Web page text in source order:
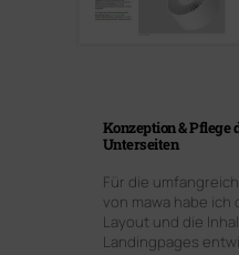
Konzeption & Pflege
Unterseiten
Für die
von mawa habe ich
Layout und die
Landingpages